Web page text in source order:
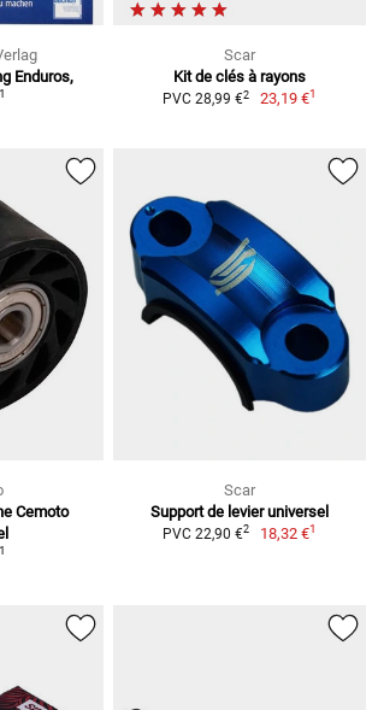
Enduros,
Scar
Kit de clés à rayons
PVC 28,99 €2 23,19 €1
Cemoto
Scar
Support de levier universel
PVC 22,90 €2 18,32 €1